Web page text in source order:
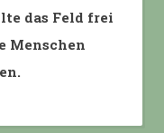
das Feld frei
Menschen